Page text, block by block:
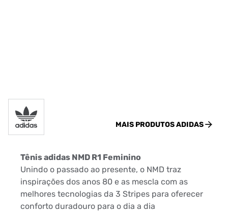
MAIS PRODUTOSADIDAS
Tênis adidas NMD R1 Feminino
Unindo o passado ao presente, o NMD traz
inspirações dos anos 80 e as mescla com as
melhores tecnologias da 3 Stripes para oferecer
conforto duradouro para o dia a dia